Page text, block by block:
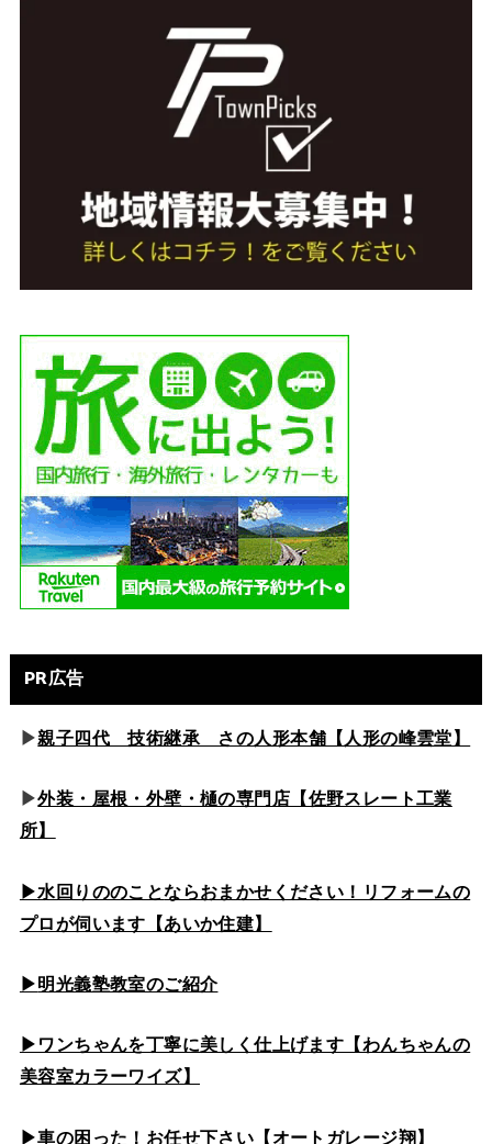
PR広告
▶親子四代 技術継承 さの人形本舗【人形の峰雲堂】
▶外装・屋根・外壁・樋の専門店【佐野スレート工業
所】
▶水回りののことならおまかせください！リフォームの
プロが伺います【あいか住建】
▶明光義塾教室のご紹介
▶ワンちゃんを丁寧に美しく仕上げます【わんちゃんの
美容室カラーワイズ】
▶車の困った！お任せ下さい【オートガレージ翔】